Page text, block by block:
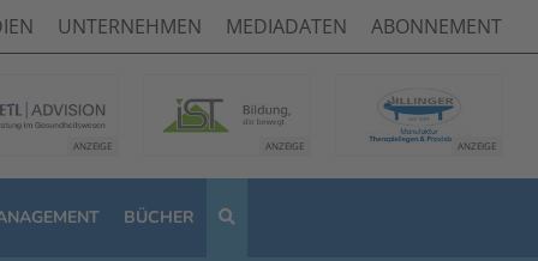
UNTERNEHMEN MEDIADATEN ABONNEMENT
BÜCHER